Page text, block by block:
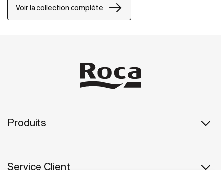
corrosion. Les accessoires fixés au mur peuvent être
facilement fixés avec des vis. Un kit d'installation est
Voir la collection complète
Produits
Service Client